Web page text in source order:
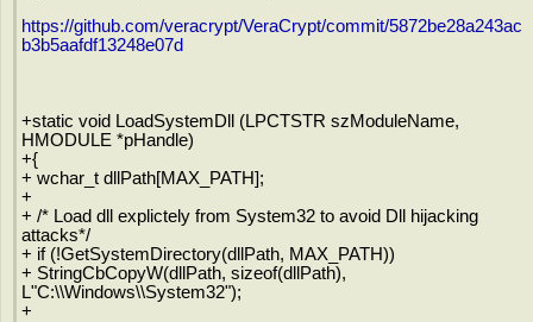
https://github.com/veracrypt/VeraCrypt/commit/5872be28a243ac
b3b5aafdf13248e07d
+static void LoadSystemDll (LPCTSTR szModuleName,
HMODULE *pHandle)
+{
+ wchar_t dllPath[MAX_PATH];
+
+ /* Load dll explictely from System32 to avoid Dll hijacking
attacks*/
+ if (!GetSystemDirectory(dllPath, MAX_PATH))
+ StringCbCopyW(dllPath, sizeof(dllPath),
L"C:\\Windows\\System32");
+